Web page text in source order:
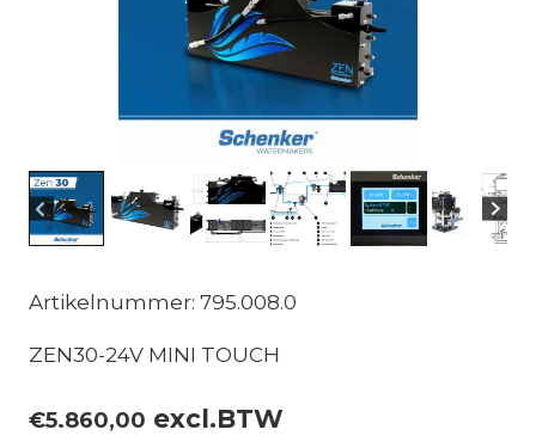
Artikelnummer: 795.008.0
ZEN30-24V MINI TOUCH
€5.860,00 excl.BTW